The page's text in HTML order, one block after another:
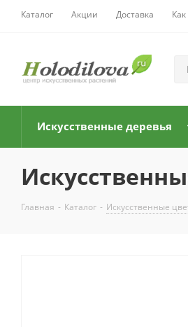
Каталог Акции Доставка
Искусственные деревья
Главная - Каталог - Искусственные